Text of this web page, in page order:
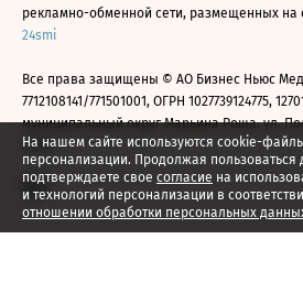
На нашем сайте используются cookie-
персонализации. Продолжая
подтверждаете свое согласие на
и технологий персонализации в
отношении обработки персональных
рекламно-обменной сети, размещенных на
24smi
Все права защищены © АО Бизнес Ньюс
7712108141/771501001, ОГРН 1027739124775,
муниципальный округ Марьина Роща, ул.
2026